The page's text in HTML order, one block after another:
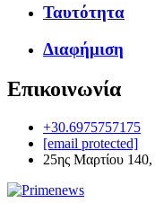
Ταυτότητα
Διαφήμιση
Επικοινωνία
+30.6975757175
[email protected]
25ης Μαρτίου